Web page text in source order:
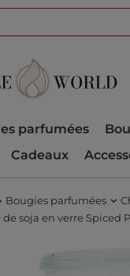
parfumées
Cadeaux
Bougies parfumées
soja en verre Spiced